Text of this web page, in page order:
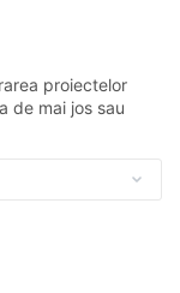
proiectelor
de mai jos sau